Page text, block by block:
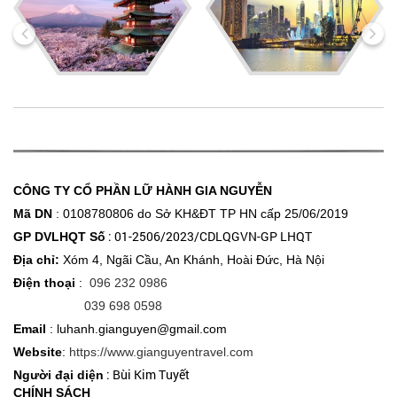
CÔNG TY CỔ PHẦN LỮ HÀNH GIA NGUYỄN
Mã DN : 0108780806 do Sở KH&ĐT TP HN cấp 25/06/2019
GP DVLHQT Số : 01-2506/2023/CDLQGVN-GP LHQT
Địa chỉ: Xóm 4, Ngãi Cầu, An Khánh, Hoài Đức, Hà Nội
Điện thoại : 096 232 0986
039 698 0598
Email : luhanh.gianguyen@gmail.com
Website: https://www.gianguyentravel.com
Người đại diện : Bùi Kim Tuyết
CHÍNH SÁCH